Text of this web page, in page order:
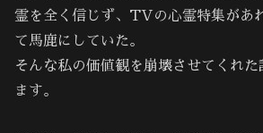
霊を全く信じず、TVの心霊特集があ
て馬鹿にしていた。
そんな私の価値観を崩壊させてくれ
ます。